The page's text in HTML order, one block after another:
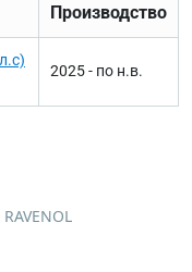
Производство
2025 - по н.в.